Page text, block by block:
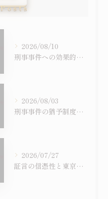
2026/08/10
刑事事件への効果的アプローチを理解し新たな視点で考える方法
2026/08/03
刑事事件の猶予制度を徹底比較し判決後の影響や前科の有無まで具体的に解説
2026/07/27
証言の信憑性と東京都国立市における刑事事件での証拠の扱いを徹底解説